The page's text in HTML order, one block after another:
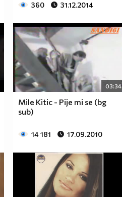
360 31.12.2014
03:34
Mile Kitic - Pije mi se (bg
sub)
14 181 17.09.2010